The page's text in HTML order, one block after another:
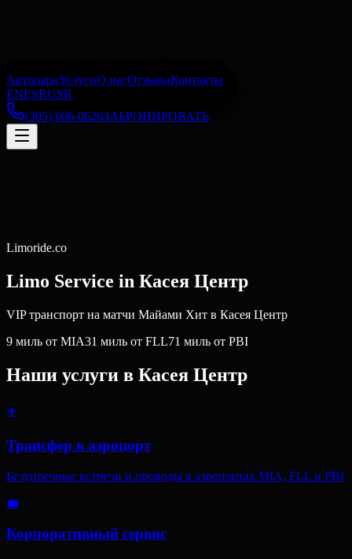
АвтопаркУслугиО насОтзывыКонтакты
ENESRUSR
(305) 606-0626ЗАБРОНИРОВАТЬ
Limoride.co
Limo Service in Касея Центр
VIP транспорт на матчи Майами Хит в Касея Центр
9 миль от MIA31 миль от FLL71 миль от PBI
Наши услуги в Касея Центр
✈️
Трансфер в аэропорт
Безупречные встречи и проводы в аэропортах MIA, FLL и PBI
💼
Корпоративный сервис